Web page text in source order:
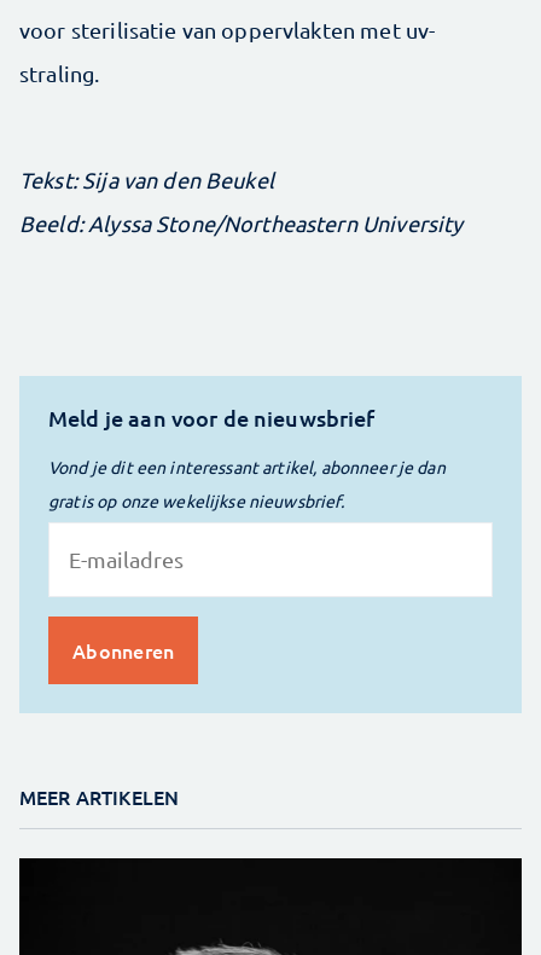
voor sterilisatie van oppervlakten met uv-
straling.
Tekst: Sija van den Beukel
Beeld: Alyssa Stone/Northeastern University
Meld je aan voor de nieuwsbrief
Vond je dit een interessant artikel, abonneer je dan
gratis op onze wekelijkse nieuwsbrief.
MEER ARTIKELEN